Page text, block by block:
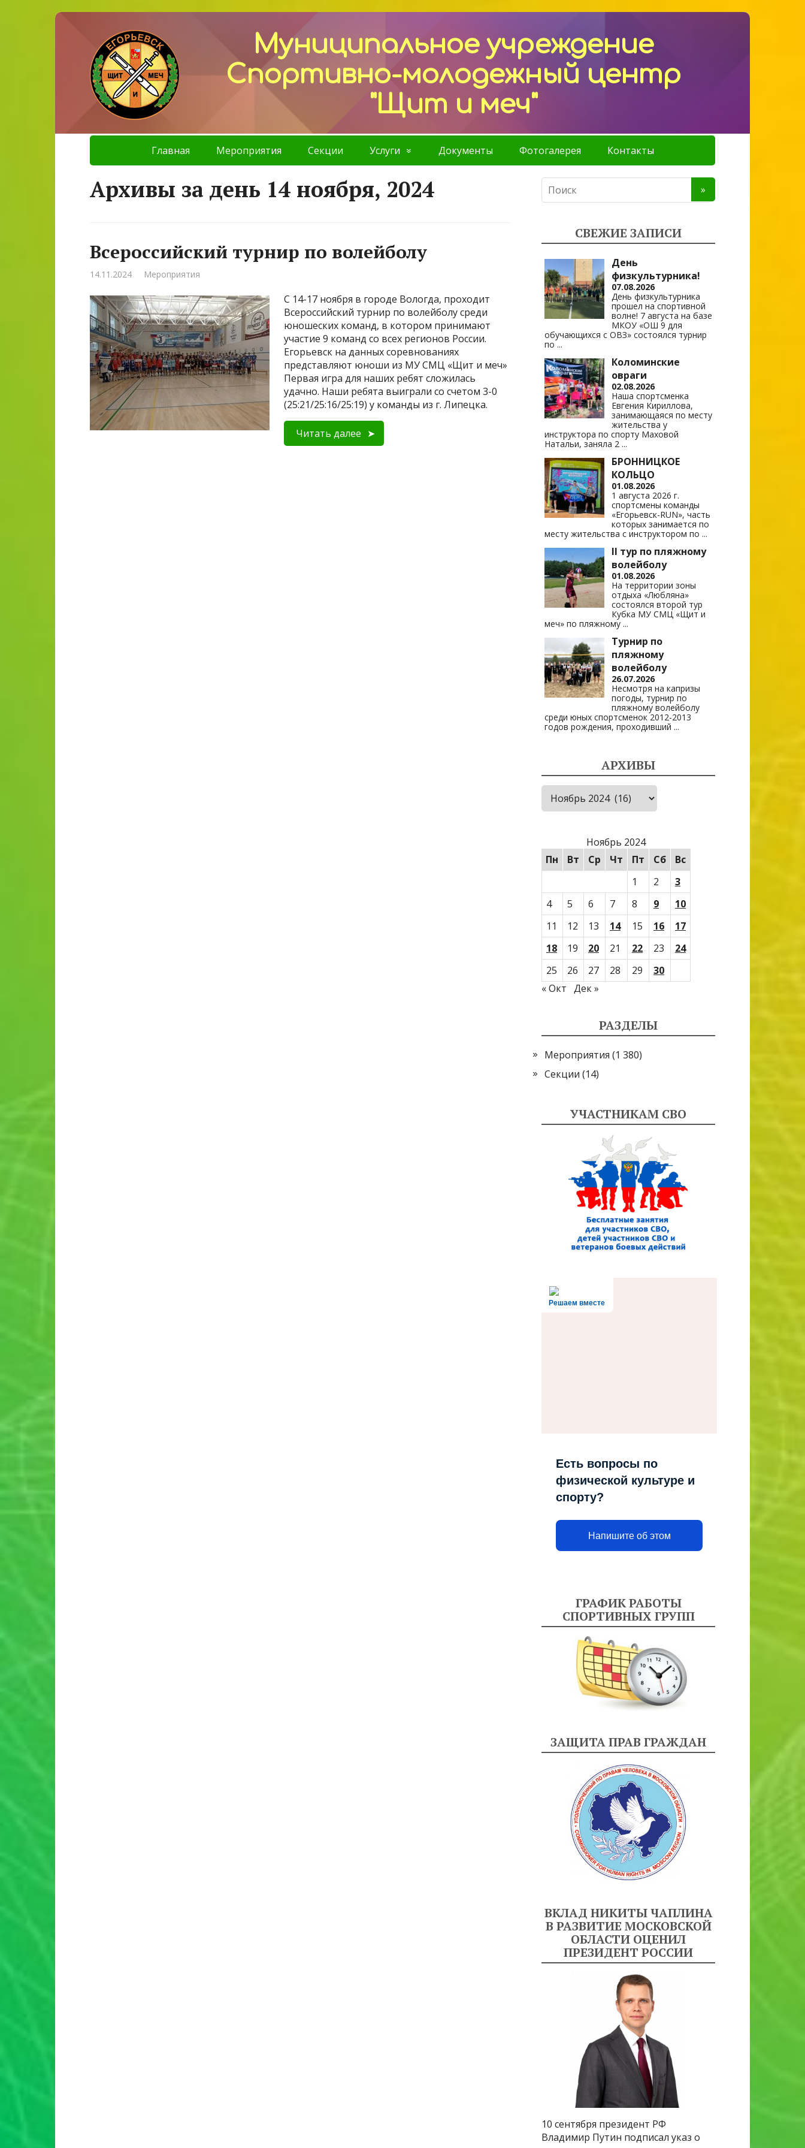
Муниципальное учреждение
Спортивно-молодежный центр
"Щит и меч"
Главная Мероприятия Секции Услуги Документы Фотогалерея Контакты
Архивы за день 14 ноября, 2024
Всероссийский турнир по волейболу
14.11.2024 Мероприятия
С 14-17 ноября в городе Вологда, проходит
Всероссийский турнир по волейболу среди
юношеских команд, в котором принимают
участие 9 команд со всех регионов России.
Егорьевск на данных соревнованиях
представляют юноши из МУ СМЦ «Щит и меч»
Первая игра для наших ребят сложилась
удачно. Наши ребята выиграли со счетом 3-0
(25:21/25:16/25:19) у команды из г. Липецка.
Читать далее
СВЕЖИЕ ЗАПИСИ
День
физкультурника!
07.08.2026
День физкультурника
прошел на спортивной
волне! 7 августа на базе
МКОУ «ОШ 9 для
обучающихся с ОВЗ» состоялся турнир
по...
Коломинские
овраги
02.08.2026
Наша спортсменка
Евгения Кириллова,
занимающаяся по месту
жительства у
инструктора по спорту Маховой
Натальи, заняла 2 ...
БРОННИЦКОЕ
КОЛЬЦО
01.08.2026
1 августа 2026 г.
спортсмены команды
«Егорьевск-RUN», часть
которых занимается по
месту жительства с инструктором по ...
II тур по пляжному
волейболу
01.08.2026
На территории зоны
отдыха «Любляна»
состоялся второй тур
Кубка МУ СМЦ «Щит и
меч» по пляжному ...
Турнир по
пляжному
волейболу
26.07.2026
Несмотря на капризы
погоды, турнир по
пляжному волейболу
среди юных спортсменок 2012-2013
годов рождения, проходивший ...
АРХИВЫ
Архивы
Ноябрь 2024
Пн
Вт Ср Чт Пт Сб
Вс
1
2
3
4
5 6 7 8 9
10
11
12 13 14 15 16
17
18
19 20 21 22 23
24
25
26 27 28 29
30
« Окт Дек »
РАЗДЕЛЫ
Мероприятия (1 380)
Секции (14)
УЧАСТНИКАМ СВО
Решаем вместе
Есть вопросы по
физической культуре и
спорту?
Напишите об этом
ГРАФИК РАБОТЫ
СПОРТИВНЫХ ГРУПП
ЗАЩИТА ПРАВ ГРАЖДАН
ВКЛАД НИКИТЫ ЧАПЛИНА
В РАЗВИТИЕ МОСКОВСКОЙ
ОБЛАСТИ ОЦЕНИЛ
ПРЕЗИДЕНТ РОССИИ
10 сентября президент РФ
Владимир Путин подписал указ о